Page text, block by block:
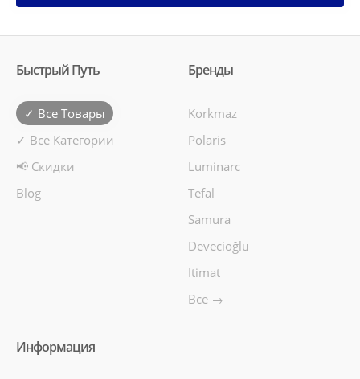
Быстрый Путь
✓ Все Товары
✓ Все Категории
📢 Скидки
Blog
Бренды
Korkmaz
Polaris
Luminarc
Tefal
Samura
Devecioğlu
Itimat
Все →
Информация